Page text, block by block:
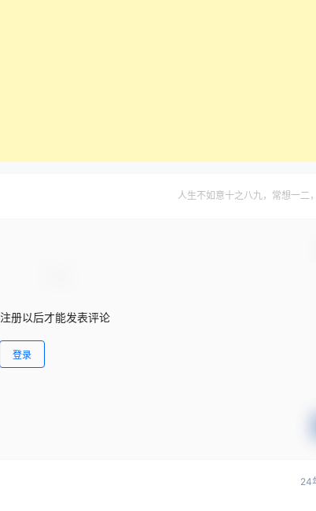
人生不如意十之八九，常想一二
册以后才能发表评论
登录
24